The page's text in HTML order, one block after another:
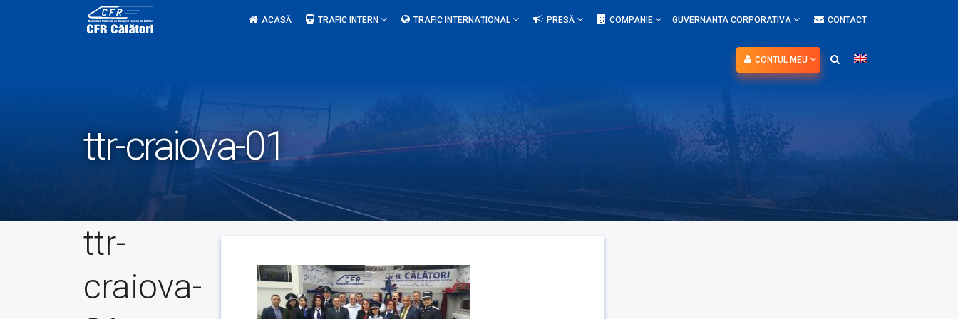
ACASĂ TRAFIC INTERN TRAFIC INTERNAȚIONAL PRESĂ COMPANIE GUVERNANTA CORPORATIVA CONTACT
CONTUL MEU
ttr-craiova-01
ttr-
craiova-